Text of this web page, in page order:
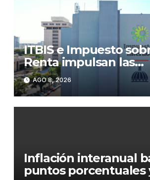
ITBIS e Impuesto
Renta impulsan las
recaudaciones de la
superan los RD$81,475
millones en julio
AGO 8, 2026
Inflación interanual
puntos porcentuales